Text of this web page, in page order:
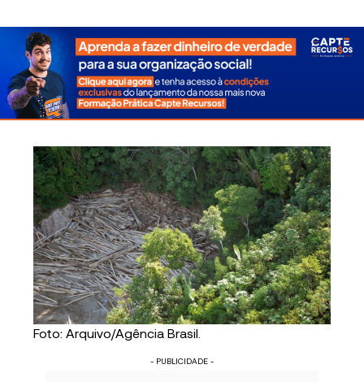
Foto: Arquivo/Agência Brasil.
- PUBLICIDADE -